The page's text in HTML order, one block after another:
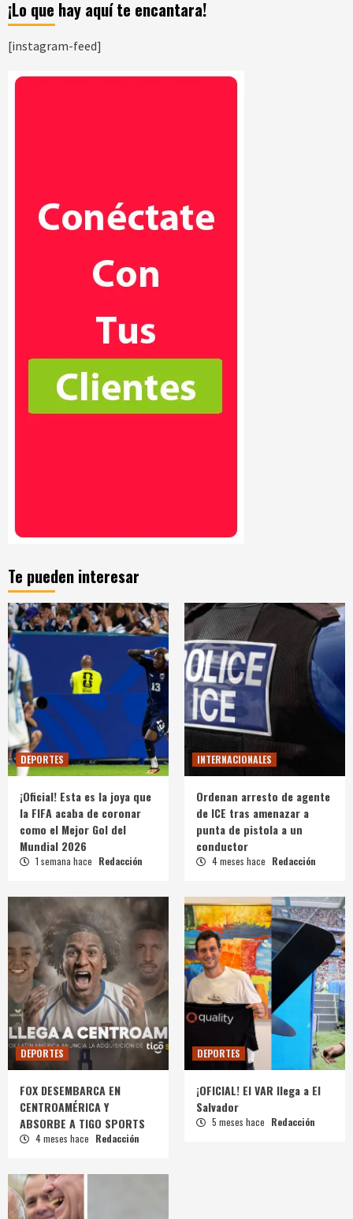
¡Lo que hay aquí te encantara!
[instagram-feed]
Te pueden interesar
DEPORTES
¡Oficial! Esta es la joya que
la FIFA acaba de coronar
como el Mejor Gol del
Mundial 2026
1 semana hace Redacción
INTERNACIONALES
Ordenan arresto de agente
de ICE tras amenazar a
punta de pistola a un
conductor
4 meses hace Redacción
DEPORTES
FOX DESEMBARCA EN
CENTROAMÉRICA Y
ABSORBE A TIGO SPORTS
4 meses hace Redacción
DEPORTES
¡OFICIAL! El VAR llega a El
Salvador
5 meses hace Redacción